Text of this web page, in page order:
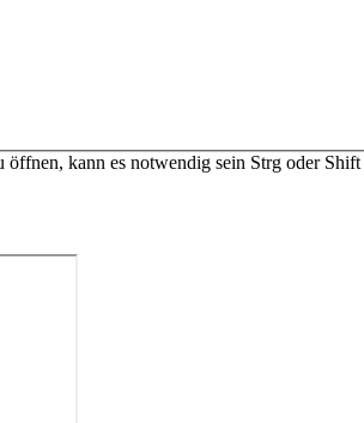
kann es notwendig sein Strg oder